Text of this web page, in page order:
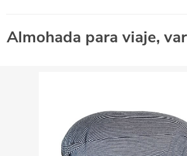
Almohada para viaje,